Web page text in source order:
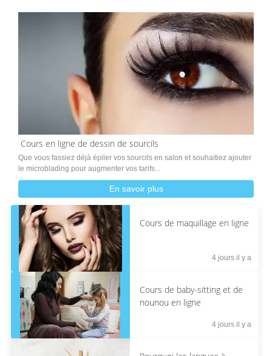
Cours en ligne de dessin de sourcils
Que vous fassiez déjà épiler vos sourcils en salon et souhaitiez ajouter
le microblading pour augmenter vos tarifs...
En savoir plus
Cours de maquillage en ligne
4 jours il y a
Cours de baby-sitting et de
nounou en ligne
4 jours il y a